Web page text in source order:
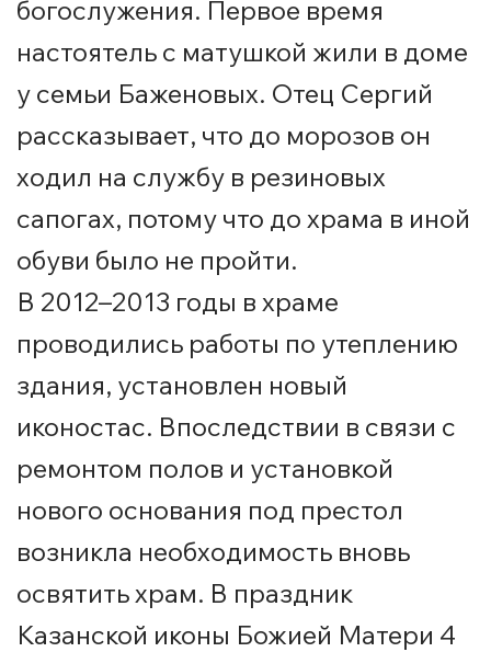
богослужения. Первое время
настоятель с матушкой жили в доме
у семьи Баженовых. Отец Сергий
рассказывает, что до морозов он
ходил на службу в резиновых
сапогах, потому что до храма в иной
обуви было не пройти.
В 2012–2013 годы в храме
проводились работы по утеплению
здания, установлен новый
иконостас. Впоследствии в связи с
ремонтом полов и установкой
нового основания под престол
возникла необходимость вновь
освятить храм. В праздник
Казанской иконы Божией Матери 4